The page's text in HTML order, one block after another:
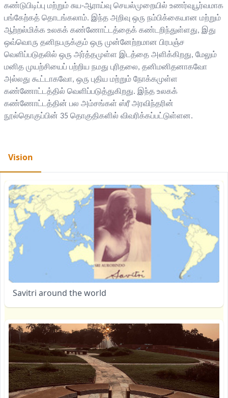
கண்டுபிடிப்பு மற்றும் சுய-ஆராய்வு செயல்முறையில் உணர்வுபூர்வமாக
பங்கேற்கத் தொடங்கலாம். இந்த அறிவு ஒரு நம்பிக்கையான மற்றும்
ஆற்றல்மிக்க உலகக் கண்ணோட்டத்தைக் கண்டறிந்துள்ளது, இது
ஒவ்வொரு தனிநபருக்கும் ஒரு முன்னேற்றமான பிரபஞ்ச
வெளிப்படுதலில் ஒரு அர்த்தமுள்ள இடத்தை அளிக்கிறது, மேலும்
மனித முயற்சியைப் பற்றிய நமது புரிதலை, தனிமனிதனாகவோ
அல்லது கூட்டாகவோ, ஒரு புதிய மற்றும் நோக்கமுள்ள
கண்ணோட்டத்தில் வெளிப்படுத்துகிறது. இந்த உலகக்
கண்ணோட்டத்தின் பல அம்சங்கள் ஸ்ரீ அரவிந்தரின்
நூல்தொகுப்பின் 35 தொகுதிகளில் விவரிக்கப்பட்டுள்ளன.
Vision
Savitri around the world